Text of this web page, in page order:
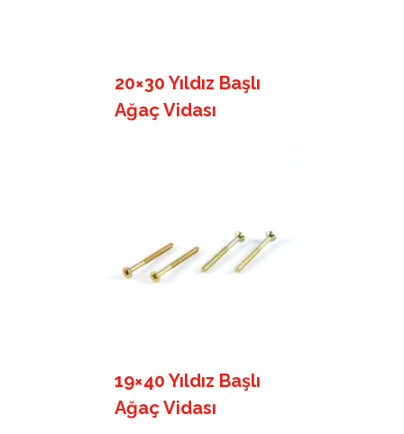
20×30 Yıldız Başlı
Ağaç Vidası
19×40 Yıldız Başlı
Ağaç Vidası